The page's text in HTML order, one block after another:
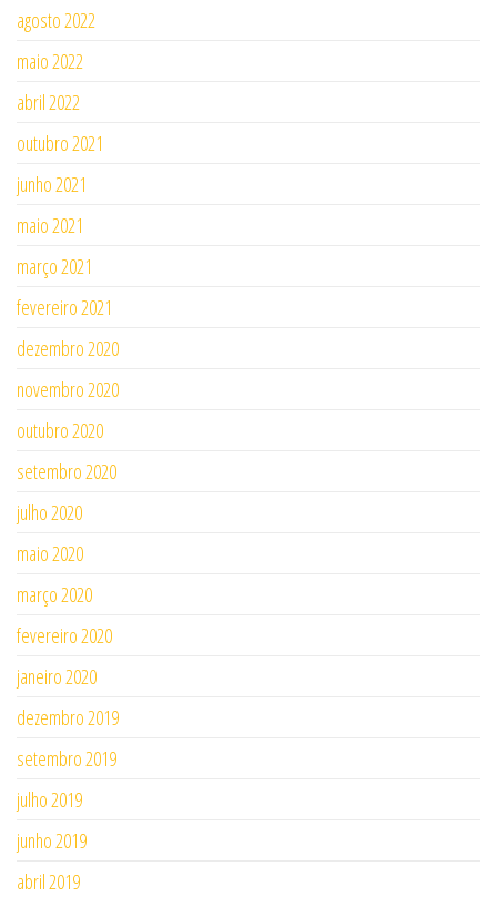
agosto 2022
maio 2022
abril 2022
outubro 2021
junho 2021
maio 2021
março 2021
fevereiro 2021
dezembro 2020
novembro 2020
outubro 2020
setembro 2020
julho 2020
maio 2020
março 2020
fevereiro 2020
janeiro 2020
dezembro 2019
setembro 2019
julho 2019
junho 2019
abril 2019